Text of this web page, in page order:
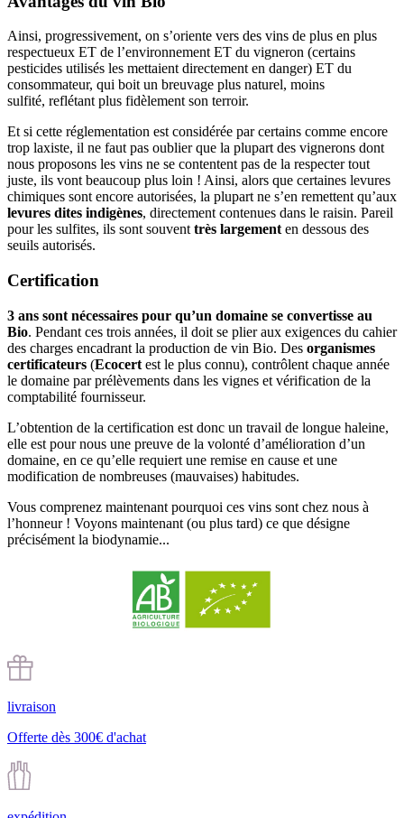
Ainsi, progressivement, on s’oriente vers des vins de plus en plus
respectueux ET de l’environnement ET du vigneron (certains
pesticides utilisés les mettaient directement en danger) ET du
consommateur, qui boit un breuvage plus naturel, moins
sulfité, reflétant plus fidèlement son terroir.
Et si cette réglementation est considérée par certains comme encore
trop laxiste, il ne faut pas oublier que la plupart des vignerons dont
nous proposons les vins ne se contentent pas de la respecter tout
juste, ils vont beaucoup plus loin ! Ainsi, alors que certaines levures
chimiques sont encore autorisées, la plupart ne s’en remettent qu’aux
levures dites indigènes, directement contenues dans le raisin. Pareil
pour les sulfites, ils sont souvent très largement en dessous des
seuils autorisés.
Certification
3 ans sont nécessaires pour qu’un domaine se convertisse au
Bio. Pendant ces trois années, il doit se plier aux exigences du cahier
des charges encadrant la production de vin Bio. Des organismes
certificateurs (Ecocert est le plus connu), contrôlent chaque année
le domaine par prélèvements dans les vignes et vérification de la
comptabilité fournisseur.
L’obtention de la certification est donc un travail de longue haleine,
elle est pour nous une preuve de la volonté d’amélioration d’un
domaine, en ce qu’elle requiert une remise en cause et une
modification de nombreuses (mauvaises) habitudes.
Vous comprenez maintenant pourquoi ces vins sont chez nous à
l’honneur ! Voyons maintenant (ou plus tard) ce que désigne
précisément la biodynamie...
livraison
Offerte dès 300€ d'achat